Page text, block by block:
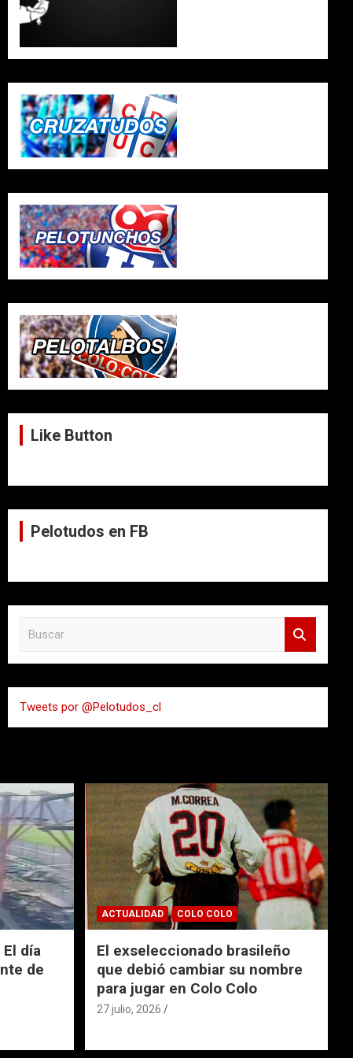
Like Button
Pelotudos en FB
a
r
Tweets por @Pelotudos_cl
día
de
ACTUALIDAD COLO COLO
El exseleccionado brasileño
que debió cambiar su nombre
para jugar en Colo Colo
27 julio, 2026